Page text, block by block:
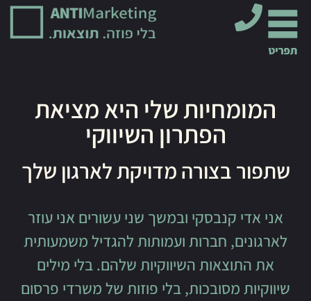
שלי היא מציאת
הפתרון השיווקי
מדויקת לארגון שלך
ובמשך שני עשורים אני עוזר
חברות ועמותות להגדיל משמעותית
השיווקיות שלהם. בלי מילים
מסובכות, בלי פוזות של משרדי פרסום